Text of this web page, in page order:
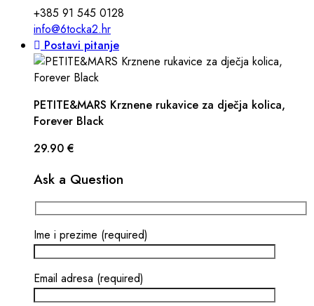
+385 91 545 0128
info@6tocka2.hr
Postavi pitanje
PETITE&MARS Krznene rukavice za dječja kolica,
Forever Black
29.90 €
Ask a Question
Ime i prezime (required)
Email adresa (required)